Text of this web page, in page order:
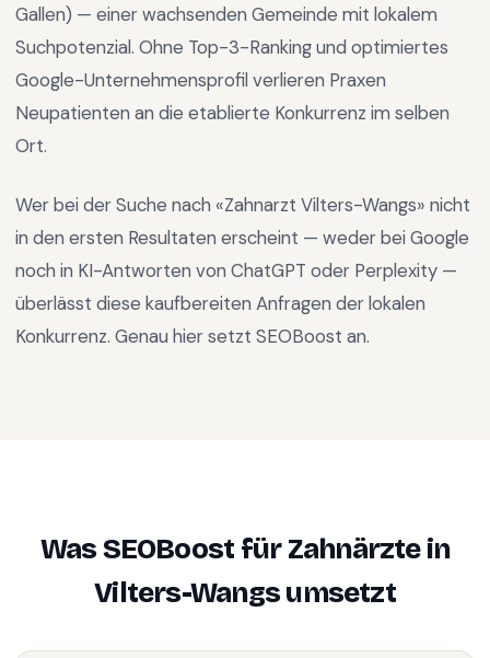
Gallen) — einer wachsenden Gemeinde mit lokalem
Suchpotenzial. Ohne Top-3-Ranking und optimiertes
Google-Unternehmensprofil verlieren Praxen
Neupatienten an die etablierte Konkurrenz im selben
Ort.
Wer bei der Suche nach «Zahnarzt Vilters-Wangs» nicht
in den ersten Resultaten erscheint — weder bei Google
noch in KI-Antworten von ChatGPT oder Perplexity —
überlässt diese kaufbereiten Anfragen der lokalen
Konkurrenz. Genau hier setzt SEOBoost an.
Was SEOBoost fürZahnärztein
Vilters-Wangsumsetzt